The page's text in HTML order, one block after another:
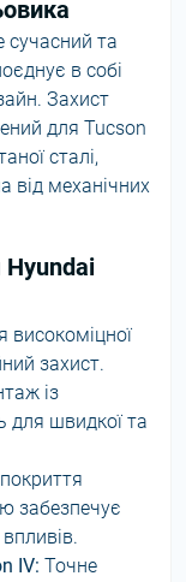
сучасний та
в собі
Захист
для Tucson
сталі,
від механічних
Hyundai
високоміцної
захист.
із
для швидкої та
забезпечує
IV: Точне